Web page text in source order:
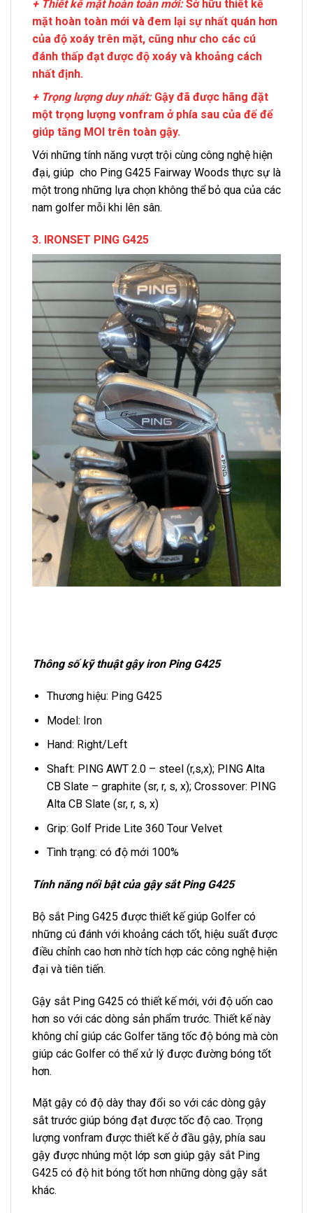
+ Thiết kế mặt hoàn toàn mới:Sở hữu thiết kế
mặt hoàn toàn mới và đem lại sự nhất quán hơn
của độ xoáy trên mặt, cũng như cho các cú
đánh thấp đạt được độ xoáy và khoảng cách
nhất định.
+ Trọng lượng duy nhất: Gậy đã được hãng đặt
một trọng lượng vonfram ở phía sau của đế để
giúp tăng MOI trên toàn gậy.
Với những tính năng vượt trội cùng công nghệ hiện
đại, giúp cho Ping G425 Fairway Woods thực sự là
một trong những lựa chọn không thể bỏ qua của các
nam golfer mỗi khi lên sân.
3. IRONSET PING G425
Thông số kỹ thuật gậy iron Ping G425
Thương hiệu: Ping G425
Model: Iron
Hand: Right/Left
Shaft: PING AWT 2.0 – steel (r,s,x); PING Alta
CB Slate – graphite (sr, r, s, x); Crossover: PING
Alta CB Slate (sr, r, s, x)
Grip: Golf Pride Lite 360 Tour Velvet
Tình trạng: có độ mới 100%
Tính năng nổi bật của gậy sắt Ping G425
Bộ sắt Ping G425 được thiết kế giúp Golfer có
những cú đánh với khoảng cách tốt, hiệu suất được
điều chỉnh cao hơn nhờ tích hợp các công nghệ hiện
đại và tiên tiến.
Gậy sắt Ping G425 có thiết kế mới, với độ uốn cao
hơn so với các dòng sản phẩm trước. Thiết kế này
không chỉ giúp các Golfer tăng tốc độ bóng mà còn
giúp các Golfer có thể xử lý được đường bóng tốt
hơn.
Mặt gậy có độ dày thay đổi so với các dòng gậy
sắt trước giúp bóng đạt được tốc độ cao. Trọng
lượng vonfram được thiết kế ở đầu gậy, phía sau
gậy được nhúng một lớp sơn giúp gậy sắt Ping
G425 có độ hit bóng tốt hơn những dòng gậy sắt
khác.